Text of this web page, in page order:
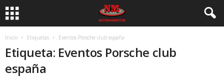
Inicio Etiquetas Eventos Porsche club españa
Etiqueta: Eventos Porsche club
españa